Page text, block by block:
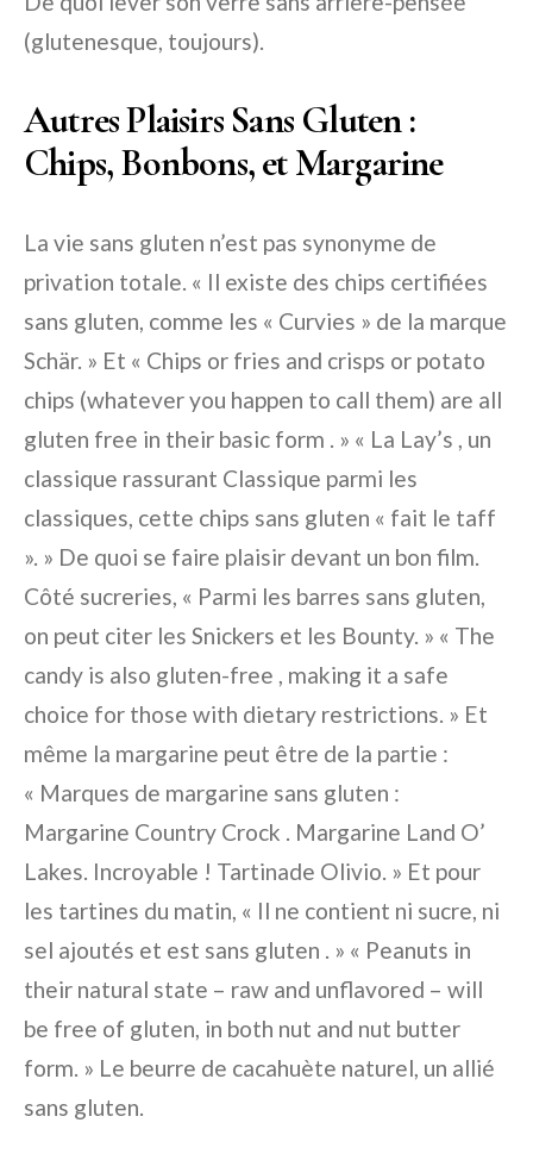
(glutenesque, toujours).
Autres Plaisirs Sans Gluten :
Chips, Bonbons, et Margarine
La vie sans gluten n’est pas synonyme de
privation totale. « Il existe des chips certifiées
sans gluten, comme les « Curvies » de la marque
Schär. » Et « Chips or fries and crisps or potato
chips (whatever you happen to call them) are all
gluten free in their basic form . » « La Lay’s , un
classique rassurant Classique parmi les
classiques, cette chips sans gluten « fait le taff
». » De quoi se faire plaisir devant un bon film.
Côté sucreries, « Parmi les barres sans gluten,
on peut citer les Snickers et les Bounty. » « The
candy is also gluten-free , making it a safe
choice for those with dietary restrictions. » Et
même la margarine peut être de la partie :
« Marques de margarine sans gluten :
Margarine Country Crock . Margarine Land O’
Lakes. Incroyable ! Tartinade Olivio. » Et pour
les tartines du matin, « Il ne contient ni sucre, ni
sel ajoutés et est sans gluten . » « Peanuts in
their natural state – raw and unflavored – will
be free of gluten, in both nut and nut butter
form. » Le beurre de cacahuète naturel, un allié
sans gluten.